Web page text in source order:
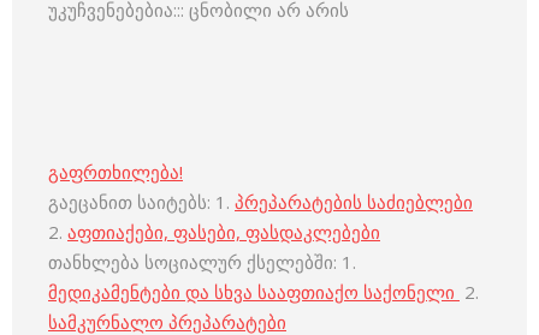
უკუჩვენებებია::: ცნობილი არ არის
გაფრთხილება!
გაეცანით საიტებს: 1. პრეპარატების საძიებლები
2. აფთიაქები, ფასები, ფასდაკლებები
თანხლება სოციალურ ქსელებში: 1.
მედიკამენტები და სხვა სააფთიაქო საქონელი 2.
სამკურნალო პრეპარატები